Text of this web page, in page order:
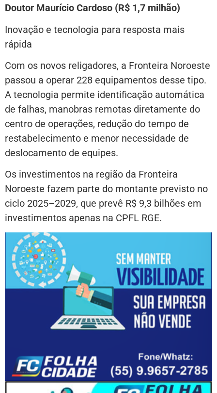
Doutor Maurício Cardoso (R$ 1,7 milhão)
Inovação e tecnologia para resposta mais
rápida
Com os novos religadores, a Fronteira Noroeste
passou a operar 228 equipamentos desse tipo.
A tecnologia permite identificação automática
de falhas, manobras remotas diretamente do
centro de operações, redução do tempo de
restabelecimento e menor necessidade de
deslocamento de equipes.
Os investimentos na região da Fronteira
Noroeste fazem parte do montante previsto no
ciclo 2025–2029, que prevê R$ 9,3 bilhões em
investimentos apenas na CPFL RGE.